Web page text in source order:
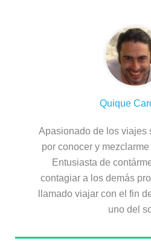
Quique
Apasionado de los viajes
por conocer y
Entusiasta de
contagiar a los demás
llamado viajar con el fin
uno del